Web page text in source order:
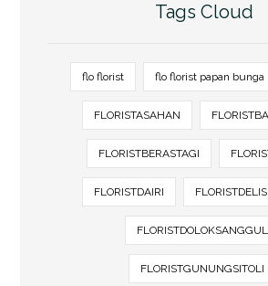
Tags Cloud
flo florist flo florist papan bunga
FLORISTASAHAN
FLORISTBERASTAGI
FLORISTDAIRI
FLORISTDOLOKSANGGUL
FLORISTGUNUNGSITOLI